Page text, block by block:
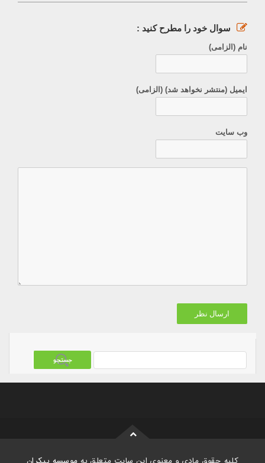
سوال خود را مطرح کنید :
نام (الزامی)
ایمیل (منتشر نخواهد شد) (الزامی)
وب سایت